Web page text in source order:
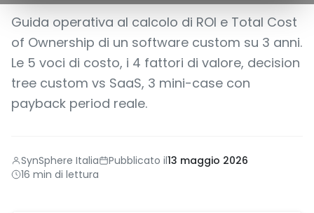
Guida operativa al calcolo di ROI e Total Cost
of Ownership di un software custom su 3 anni.
Le 5 voci di costo, i 4 fattori di valore, decision
tree custom vs SaaS, 3 mini-case con
payback period reale.
SynSphere Italia Pubblicato il13 maggio 2026
16 min di lettura